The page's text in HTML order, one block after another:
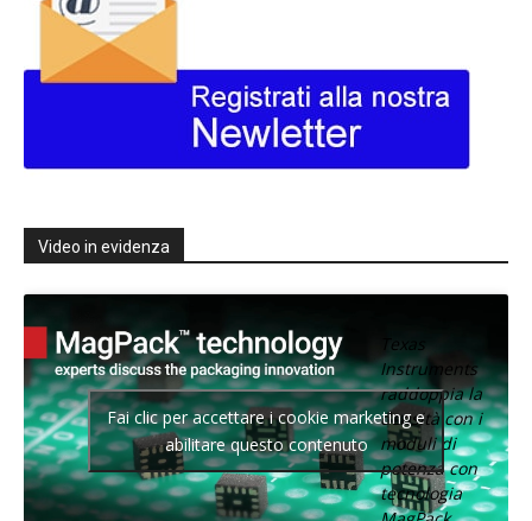
Video in evidenza
Texas
Instruments
raddoppia la
densità con i
moduli di
potenza con
tecnologia
Fai clic per accettare i cookie marketing e
abilitare questo contenuto